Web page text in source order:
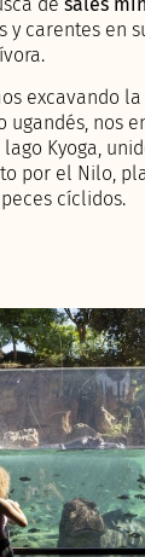
y carentes en
excavando
ugandés, nos
Kyoga,
por el Nilo,
cíclidos.